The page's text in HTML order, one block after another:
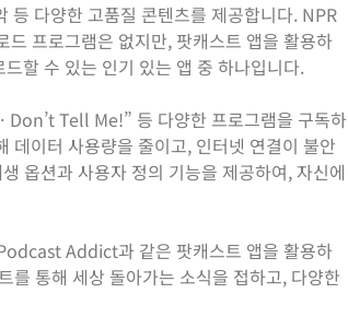
다양한 고품질 콘텐츠를 제공합니다. NPR
프로그램은 없지만, 팟캐스트 앱을 활용하
할 수 있는 인기 있는 앱 중 하나입니다.
Tell Me!” 등 다양한 프로그램을 구독하
데이터 사용량을 줄이고, 인터넷 연결이 불안
옵션과 사용자 정의 기능을 제공하여, 자신에
Addict과 같은 팟캐스트 앱을 활용하
를 통해 세상 돌아가는 소식을 접하고, 다양한